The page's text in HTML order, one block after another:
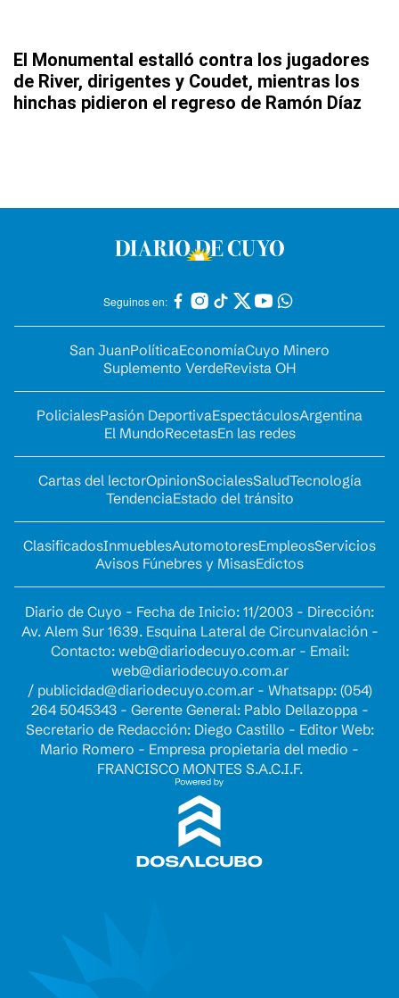
El Monumental estalló contra los jugadores
de River, dirigentes y Coudet, mientras los
hinchas pidieron el regreso de Ramón Díaz
Seguinos en:
San JuanPolíticaEconomíaCuyo Minero
Suplemento VerdeRevista OH
PolicialesPasión DeportivaEspectáculosArgentina
El MundoRecetasEn las redes
Cartas del lectorOpinionSocialesSaludTecnología
TendenciaEstado del tránsito
ClasificadosInmueblesAutomotoresEmpleosServicios
Avisos Fúnebres y MisasEdictos
Diario de Cuyo - Fecha de Inicio: 11/2003 - Dirección:
Av. Alem Sur 1639. Esquina Lateral de Circunvalación -
Contacto: web@diariodecuyo.com.ar- Email:
web@diariodecuyo.com.ar
/ publicidad@diariodecuyo.com.ar- Whatsapp: (054)
264 5045343 - Gerente General: Pablo Dellazoppa -
Secretario de Redacción: Diego Castillo - Editor Web:
Mario Romero - Empresa propietaria del medio -
FRANCISCO MONTES S.A.C.I.F.